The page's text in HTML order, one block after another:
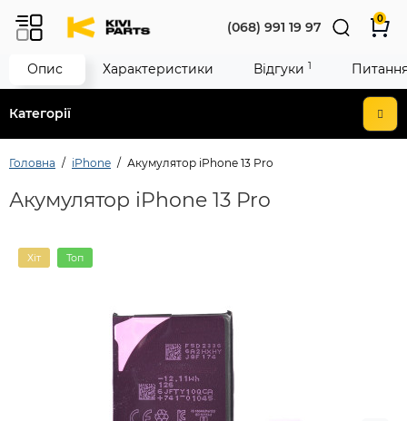
Категорії
(068) 991 19 97
0
Головна iPhone Акумулятор iPhone 13 Pro
Акумулятор iPhone 13 Pro
Хіт Топ
Опис Характеристики Відгуки 1